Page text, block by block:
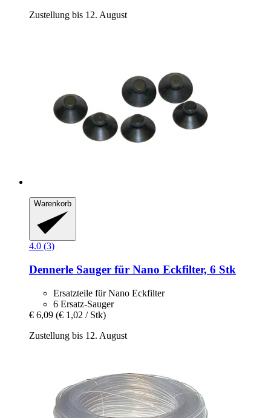
Zustellung bis 12. August
Warenkorb
4.0 (3)
Dennerle Sauger für Nano Eckfilter, 6 Stk
Ersatzteile für Nano Eckfilter
6 Ersatz-Sauger
€ 6,09 (€ 1,02 / Stk)
Zustellung bis 12. August